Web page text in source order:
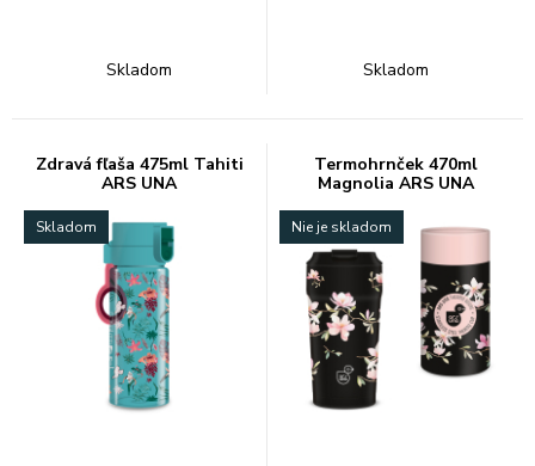
Skladom Skladom
Zdravá fľaša 475ml Tahiti
ARS UNA
Skladom
Termohrnček 470ml
Magnolia ARS UNA
Nie je skladom